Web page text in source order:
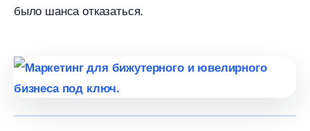
ыло шанса отказаться.